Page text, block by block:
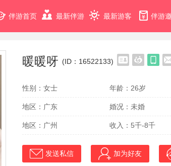
伴游首页 最新伴游 最新游客 伴游
暖暖呀 (ID：16522133)
性别：女士 年龄：26岁
地区：广东 婚况：未婚
地区：广州 收入：5千-8千
发送私信 加为好友